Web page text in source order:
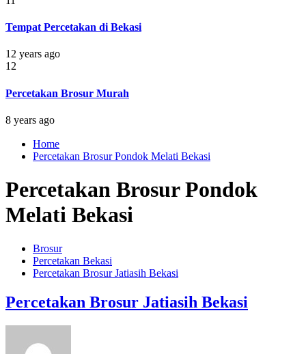
Tempat Percetakan di Bekasi
12 years ago
12
Percetakan Brosur Murah
8 years ago
Home
Percetakan Brosur Pondok Melati Bekasi
Percetakan Brosur Pondok
Melati Bekasi
Brosur
Percetakan Bekasi
Percetakan Brosur Jatiasih Bekasi
Percetakan Brosur Jatiasih Bekasi